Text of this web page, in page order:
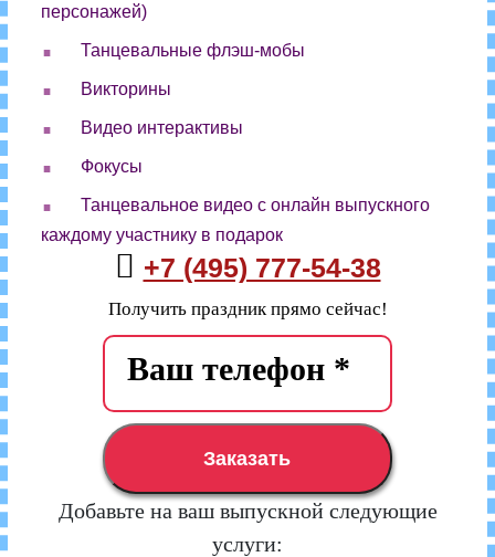
персонажей)
. Танцевальные флэш-мобы
. Викторины
. Видео интерактивы
. Фокусы
.
Танцевальное видео с онлайн выпускного
каждому участнику в подарок
+7 (495) 777-54-38
Получить праздник прямо сейчас!
Заказать
Добавьте на ваш выпускной следующие
услуги: